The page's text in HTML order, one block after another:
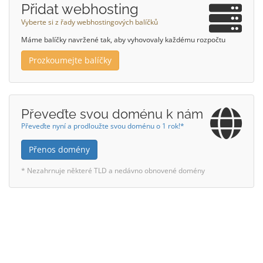
Přidat webhosting
Vyberte si z řady webhostingových balíčků
Máme balíčky navržené tak, aby vyhovovaly každému rozpočtu
Prozkoumejte balíčky
Převeďte svou doménu k nám
Převeďte nyní a prodloužte svou doménu o 1 rok!*
Přenos domény
* Nezahrnuje některé TLD a nedávno obnovené domény